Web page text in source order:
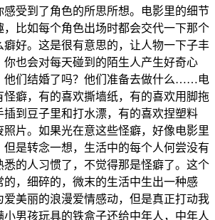
感受到了角色的所思所想。电影里的细节
，比如每个角色出场时都会交代一下那个
癖好。这是很有意思的，让人物一下子丰
你也会对每天碰到的陌生人产生好奇心
们结婚了吗？他们准备去做什么……电
怪癖，有的喜欢撕墙纸，有的喜欢用脚拖
插到豆子里和打水漂，有的喜欢捏塑料
片。如果光在意这些怪癖，好像电影里
是转念一想，生活中的每个人何尝没有
悉的人习惯了，不觉得那是怪癖了。这个
的，细碎的，微末的生活中生出一种感
爱美丽的浪漫爱情感动，但是真正打动我
小男孩玩具的铁盒子还给中年人，中年人